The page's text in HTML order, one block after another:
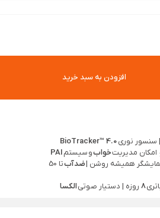
افزودن به سبد خرید
سنسور نوریBioTracker™ 4.0
امکان مدیریتخوابوسیستمPAI
همیشه روشن |ضدآب
تا 50
8 روزه | دستیار صوتیالکسا